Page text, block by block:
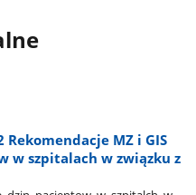
Rekomendacje MZ i GIS
w szpitalach w związku z